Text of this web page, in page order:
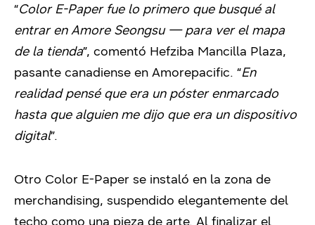
“Color E-Paper fue lo primero que busqué al
entrar en Amore Seongsu — para ver el mapa
de la tienda”, comentó Hefziba Mancilla Plaza,
pasante canadiense en Amorepacific. “En
realidad pensé que era un póster enmarcado
hasta que alguien me dijo que era un dispositivo
digital”.
Otro Color E-Paper se instaló en la zona de
merchandising, suspendido elegantemente del
techo como una pieza de arte. Al finalizar el